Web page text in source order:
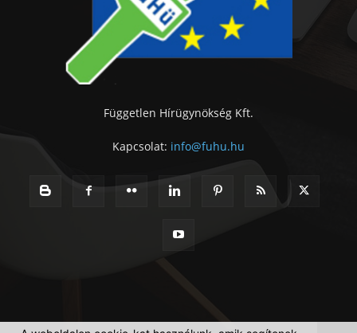
Független Hírügynökség Kft.
Kapcsolat: info@fuhu.hu